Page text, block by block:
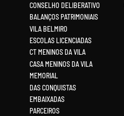
CONSELHO DELIBERATIVO
BALANÇOS PATRIMONIAIS
VILA BELMIRO
ESCOLAS LICENCIADAS
CT MENINOS DA VILA
CASA MENINOS DA VILA
MEMORIAL
DAS CONQUISTAS
EMBAIXADAS
PARCEIROS